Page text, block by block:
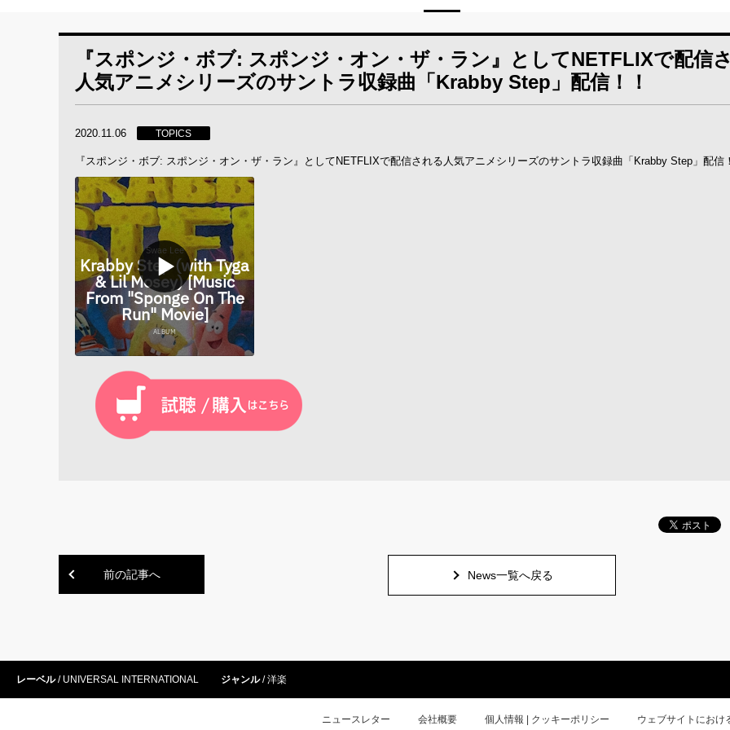
『スポンジ・ボブ: スポンジ・オン・ザ・ラン』としてNETFLIXで配信
人気アニメシリーズのサントラ収録曲「Krabby Step」配信！！
2020.11.06 TOPICS
『スポンジ・ボブ: スポンジ・オン・ザ・ラン』としてNETFLIXで配信される人気アニメシリーズのサントラ収録曲「Krabby Step」配信
前の記事へ News一覧へ戻る
レーベル UNIVERSAL INTERNATIONAL ジャンル 洋楽
ニュースレター 会社概要 個人情報 | クッキーポリシー ウェブサイトにおけ